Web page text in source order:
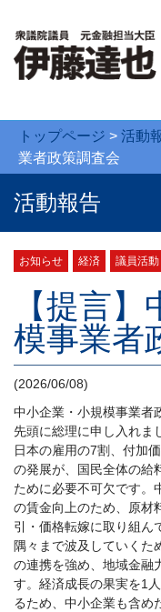
トップページ > 活動
業者政策調査会
活動報告
お知らせ 経済 議員活動
【提言
模事業者
(2026/06/08)
中小企業・小規模事業者
先頭に総理に申し入れま
日本の雇用の7割、付加
の発展が、国民全体の給
ために必要不可欠です。
の賃金向上のため、原材
引・価格転嫁に取り組ん
隅々まで波及していくた
の連携を強め、地域金融
す。経済成長の果実を1
るため、中小企業も含め